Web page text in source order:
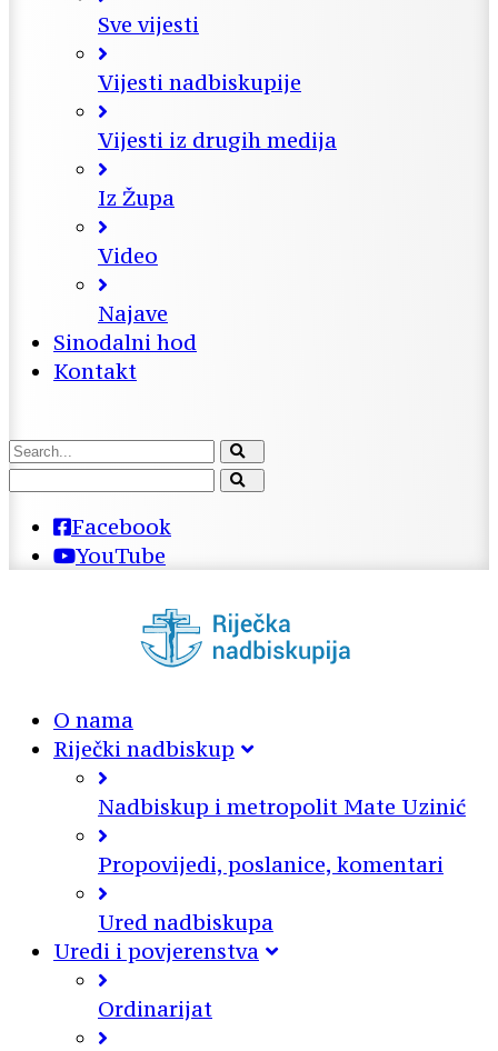
Sve vijesti
Vijesti nadbiskupije
Vijesti iz drugih medija
Iz Župa
Video
Najave
Sinodalni hod
Kontakt
Facebook
YouTube
O nama
Riječki nadbiskup
Nadbiskup i metropolit Mate Uzinić
Propovijedi, poslanice, komentari
Ured nadbiskupa
Uredi i povjerenstva
Ordinarijat